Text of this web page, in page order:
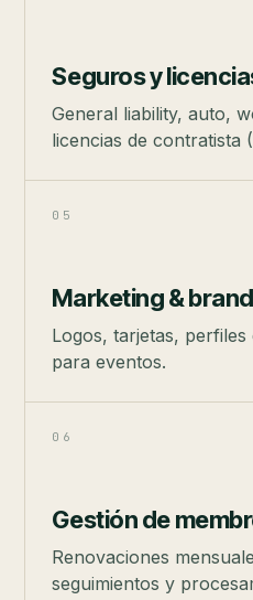
Seguros y
General liability, auto,
licencias de contratista
05
Marketing &
Logos, tarjetas, perfiles
para eventos.
06
Gestión de
Renovaciones
seguimientos y